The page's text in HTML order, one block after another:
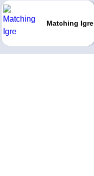
Matching Igre